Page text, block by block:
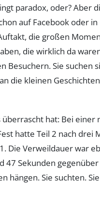
paradox, oder? Aber
auf Facebook oder
die großen
die wirklich da
Besuchern. Sie suchen
die kleinen
überrascht hat: Bei einer
hatte Teil 2 nach drei
Die Verweildauer war
47 Sekunden
hängen. Sie suchten.